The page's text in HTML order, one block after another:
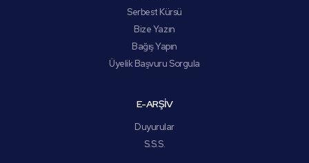
Serbest Kürsü
Bize Yazın
Bağış Yapın
Üyelik Başvuru Sorgula
E-ARŞİV
Duyurular
S.S.S.